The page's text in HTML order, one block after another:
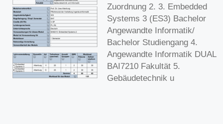
Zuordnung 2. 3. Embedded
Systems 3 (ES3) Bachelor
Angewandte Informatik/
Bachelor Studiengang 4.
Angewandte Informatik DUAL
BAI7210 Fakultät 5.
Gebäudetechnik u